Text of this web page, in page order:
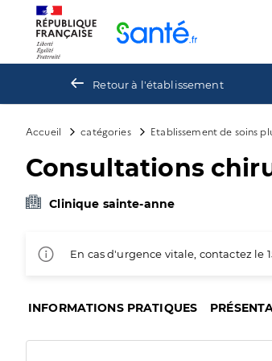
Retour à l'établissement
Accueil catégories Etablissement de soins
Consultations
Clinique sainte-anne
En cas d'urgence vitale, contactez le
INFORMATIONS PRATIQUES
Panneau de gestion des cookies